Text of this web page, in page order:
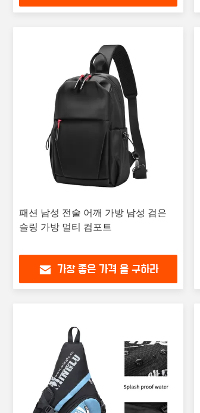
패션 남성 전술 어깨 가방 남성 검은
슬링 가방 멀티 컴포트
가장 좋은 가격 을 구하라